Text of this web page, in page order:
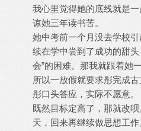
我心里觉得她的底线就是
谅她三年读书苦。
她中考前一个月没去学校
续在学中尝到了成功的甜
会”的困难。那我就跟着她
所以一放假就要求彤完成
彤口头答应，实际不愿意。
既然目标定高了，那就改
天，回来再继续做思想工